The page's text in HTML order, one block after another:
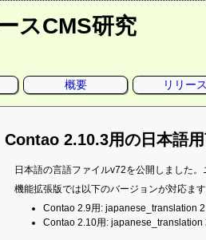
スCMS研究
概要 リリース
Contao 2.10.3用の日本語
日本語の言語ファイルv72を公開しました
機能拡張版では以下のバージョンが対応ます
Contao 2.9用: japanese_translation
Contao 2.10用: